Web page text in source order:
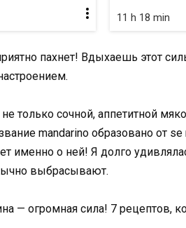
11 h 18 min
пахнет! Вдыхаешь этот
только сочной, аппетитной
mandarino образовано от se
именно о ней! Я долго
выбрасывают.